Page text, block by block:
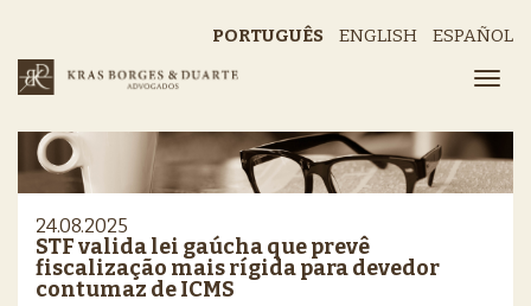
PORTUGUÊS ENGLISH ESPAÑOL
24.08.2025
STF valida lei gaúcha que prevê
fiscalização mais rígida para devedor
contumaz de ICMS